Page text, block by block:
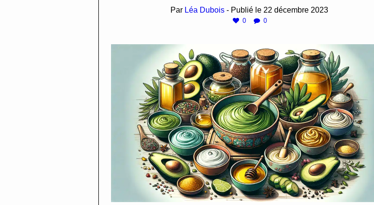
Par Léa Dubois - Publié le 22 décembre 2023
0 0